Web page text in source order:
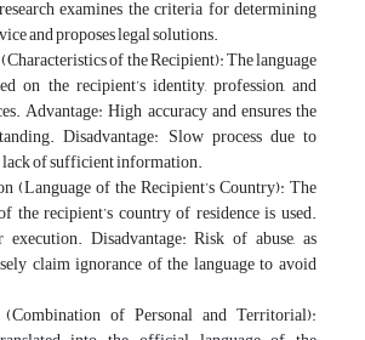
examines the criteria for determining
and proposes legal solutions.
of the Recipient): The language
on the recipient’s identity, profession, and
Advantage: High accuracy and ensures the
Disadvantage: Slow process due to
lack of sufficient information.
(Language of the Recipient’s Country): The
the recipient’s country of residence is used.
execution. Disadvantage: Risk of abuse, as
claim ignorance of the language to avoid
of Personal and Territorial):